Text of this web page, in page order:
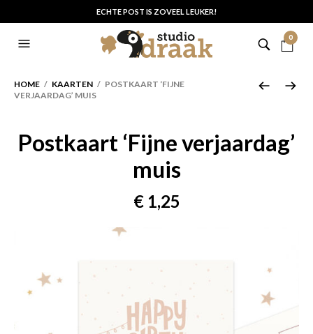
ECHTE POST IS ZOVEEL LEUKER!
0
HOME / KAARTEN / POSTKAART ‘FIJNE
VERJAARDAG’ MUIS
Postkaart ‘Fijne verjaardag’
muis
€1,25